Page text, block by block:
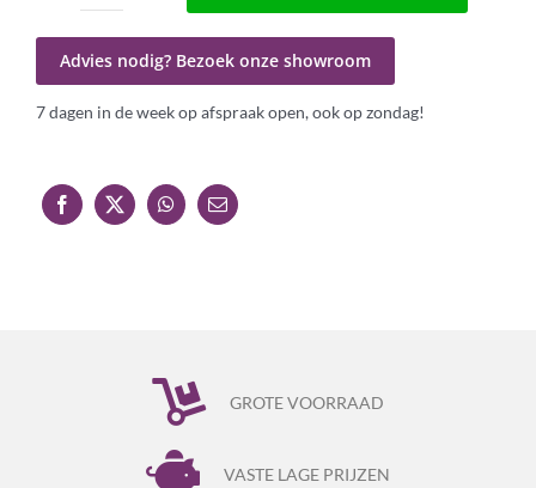
aantal
Advies nodig? Bezoek onze showroom
7 dagen in de week op afspraak open, ook op zondag!
GROTE VOORRAAD
VASTE LAGE PRIJZEN